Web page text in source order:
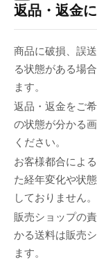
返品・返金
商品に破損、誤
る状態がある場
ます。
返品・返金をご
の状態が分かる
ください。
お客様都合によ
た経年変化や状
しておりません。
販売ショップの
かる送料は販売
ます。